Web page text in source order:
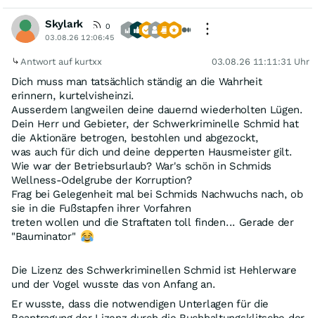
Skylark
0
03.08.26 12:06:45
Antwort auf kurtxx 03.08.26 11:11:31 Uhr
Dich muss man tatsächlich ständig an die Wahrheit
erinnern, kurtelvisheinzi.
Ausserdem langweilen deine dauernd wiederholten Lügen.
Dein Herr und Gebieter, der Schwerkriminelle Schmid hat
die Aktionäre betrogen, bestohlen und abgezockt,
was auch für dich und deine depperten Hausmeister gilt.
Wie war der Betriebsurlaub? War's schön in Schmids
Wellness-Odelgrube der Korruption?
Frag bei Gelegenheit mal bei Schmids Nachwuchs nach, ob
sie in die Fußstapfen ihrer Vorfahren
treten wollen und die Straftaten toll finden... Gerade der
"Bauminator"
Die Lizenz des Schwerkriminellen Schmid ist Hehlerware
und der Vogel wusste das von Anfang an.
Er wusste, dass die notwendigen Unterlagen für die